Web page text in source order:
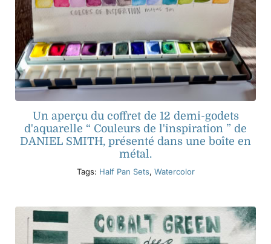
Un aperçu du coffret de 12 demi-godets
d'aquarelle “ Couleurs de l'inspiration ” de
DANIEL SMITH, présenté dans une boîte en
métal.
Tags: Half Pan Sets, Watercolor